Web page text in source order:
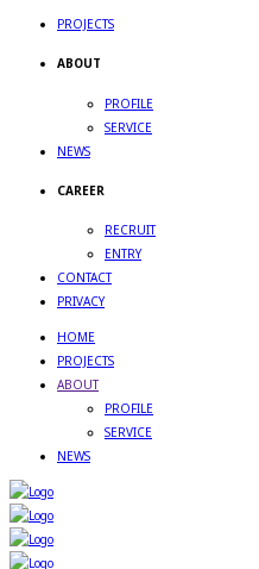
PROJECTS
ABOUT
PROFILE
SERVICE
NEWS
CAREER
RECRUIT
ENTRY
CONTACT
PRIVACY
HOME
PROJECTS
ABOUT
PROFILE
SERVICE
NEWS